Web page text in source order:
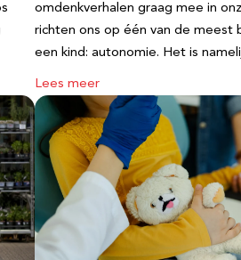
omdenkverhalen graag mee in
richten ons op één van de meest
een kind: autonomie. Het is
Lees meer